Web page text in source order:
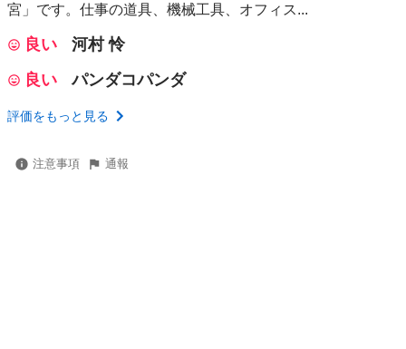
宮」です。仕事の道具、機械工具、オフィス...
良い
河村 怜
良い
パンダコパンダ
評価をもっと見る
注意事項 通報